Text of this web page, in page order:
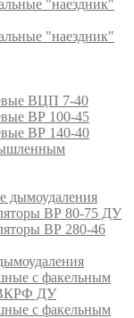
"наездник"
"наездник"
ВЦП 7-40
ВР 100-45
ВР 140-40
дымоудаления
ВР 80-75 ДУ
ВР 280-46
с факельным
ВКРФ ДУ
с факельным